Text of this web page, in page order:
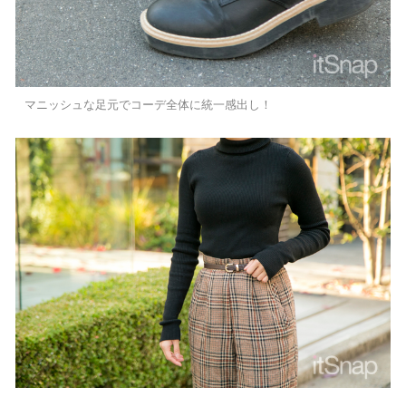
マニッシュな足元でコーデ全体に統一感出し！